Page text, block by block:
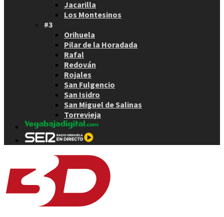
Jacarilla
Los Montesinos
#3
Orihuela
Pilar de la Horadada
Rafal
Redován
Rojales
San Fulgencio
San Isidro
San Miguel de Salinas
Torrevieja